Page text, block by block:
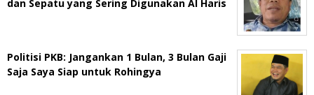
dan Sepatu yang Sering Digunakan Al Haris
Politisi PKB: Jangankan 1 Bulan, 3 Bulan Gaji
Saja Saya Siap untuk Rohingya